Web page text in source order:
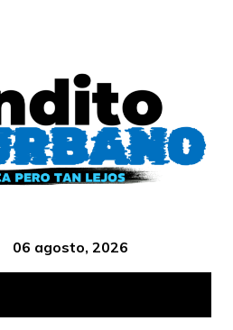
06 agosto, 2026